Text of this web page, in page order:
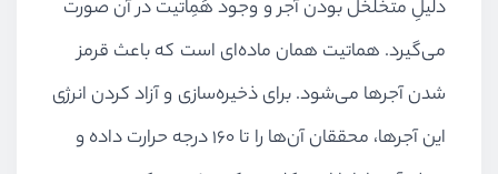
دلیلِ متخلخل بودن آجر و وجود هَمِاتیت در آن صورت
می‌گیرد. هماتیت همان ماده‌ای است که باعث قرمز
شدن آجرها می‌شود. برای ذخیره‌سازی و آزاد کردن انرژی
این آجرها، محققان آن‌ها را تا 160 درجه حرارت داده و